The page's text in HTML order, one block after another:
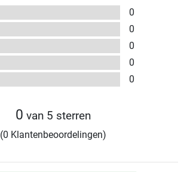
0
0
0
0
0
0 van 5 sterren
(0 Klantenbeoordelingen)